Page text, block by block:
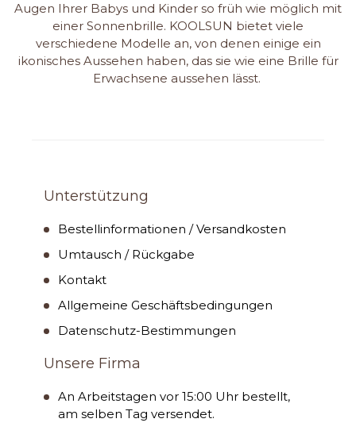
Augen Ihrer Babys und Kinder so früh wie möglich mit
einer Sonnenbrille. KOOLSUN bietet viele
verschiedene Modelle an, von denen einige ein
ikonisches Aussehen haben, das sie wie eine Brille für
Erwachsene aussehen lässt.
Unterstützung
Bestellinformationen / Versandkosten
Umtausch / Rückgabe
Kontakt
Allgemeine Geschäftsbedingungen
Datenschutz-Bestimmungen
Unsere Firma
An Arbeitstagen vor 15:00 Uhr bestellt,
am selben Tag versendet.